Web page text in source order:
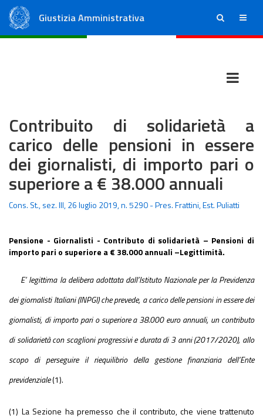
Giustizia Amministrativa ricerca menu
Contribuito di solidarietà a
carico delle pensioni in essere
dei giornalisti, di importo pari o
superiore a € 38.000 annuali
Cons. St., sez. III, 26 luglio 2019, n. 5290 - Pres. Frattini, Est. Puliatti
Pensione - Giornalisti - Contributo di solidarietà – Pensioni di
importo pari o superiore a € 38.000 annuali –Legittimità.
E’ legittima la delibera adottata dall’Istituto Nazionale per la Previdenza
dei giornalisti Italiani (INPGI) che prevede, a carico delle pensioni in essere dei
giornalisti, di importo pari o superiore a 38.000 euro annuali, un contributo
di solidarietà con scaglioni progressivi e durata di 3 anni (2017/2020), allo
scopo di perseguire il riequilibrio della gestione finanziaria dell’Ente
previdenziale(1).
(1) La Sezione ha premesso che il contributo, che viene trattenuto